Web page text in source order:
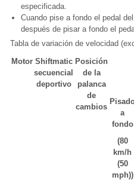
especificada.
Cuando pise a fondo el pedal
después de pisar a fondo el
Tabla de variación de velocidad
Motor Shiftmatic
secuencial
deportivo
Posición
de la
palanca
de
cambios
a
fondo
(80
km/h
(50
mph))